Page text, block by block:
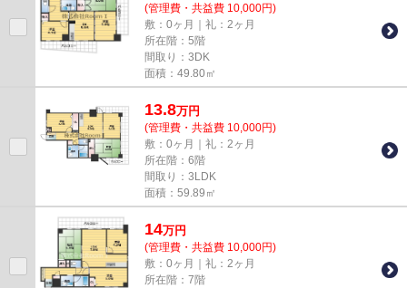
(管理費・共益費 10,000円)
敷：0ヶ月｜礼：2ヶ月
所在階：5階
間取り：3DK
面積：49.80㎡
13.8万円
(管理費・共益費 10,000円)
敷：0ヶ月｜礼：2ヶ月
所在階：6階
間取り：3LDK
面積：59.89㎡
14万円
(管理費・共益費 10,000円)
敷：0ヶ月｜礼：2ヶ月
所在階：7階